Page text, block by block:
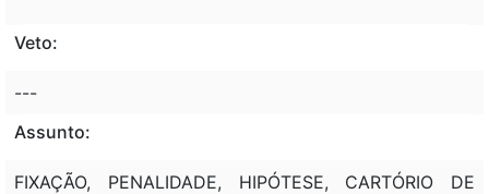
Veto:
---
Assunto:
FIXAÇÃO, PENALIDADE, HIPÓTESE, CARTÓRIO DE